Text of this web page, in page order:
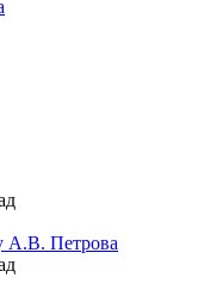
А.В. Петрова